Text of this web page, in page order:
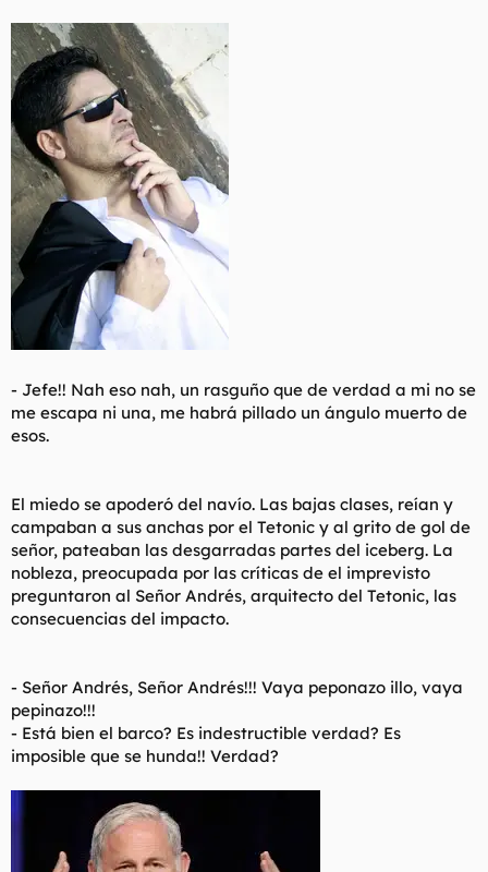
- Jefe!! Nah eso nah, un rasguño que de verdad a mi no se
me escapa ni una, me habrá pillado un ángulo muerto de
esos.
El miedo se apoderó del navío. Las bajas clases, reían y
campaban a sus anchas por el Tetonic y al grito de gol de
señor, pateaban las desgarradas partes del iceberg. La
nobleza, preocupada por las críticas de el imprevisto
preguntaron al Señor Andrés, arquitecto del Tetonic, las
consecuencias del impacto.
- Señor Andrés, Señor Andrés!!! Vaya peponazo illo, vaya
pepinazo!!!
- Está bien el barco? Es indestructible verdad? Es
imposible que se hunda!! Verdad?